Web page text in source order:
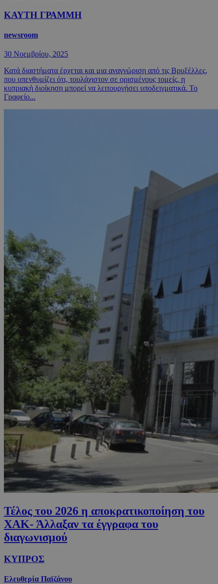
ΚΑΥΤΗ ΓΡΑΜΜΗ
newsroom
30 Νοεμβρίου, 2025
Κατά διαστήματα έρχεται και μια αναγνώριση από τις Βρυξέλλες,
που υπενθυμίζει ότι, τουλάχιστον σε ορισμένους τομείς, η
κυπριακή διοίκηση μπορεί να λειτουργήσει υποδειγματικά. Το
Γραφείο...
Τέλος του 2026 η αποκρατικοποίηση του
ΧΑΚ- Άλλαξαν τα έγγραφα του
διαγωνισμού
ΚΥΠΡΟΣ
Ελευθερία Παϊζάνου